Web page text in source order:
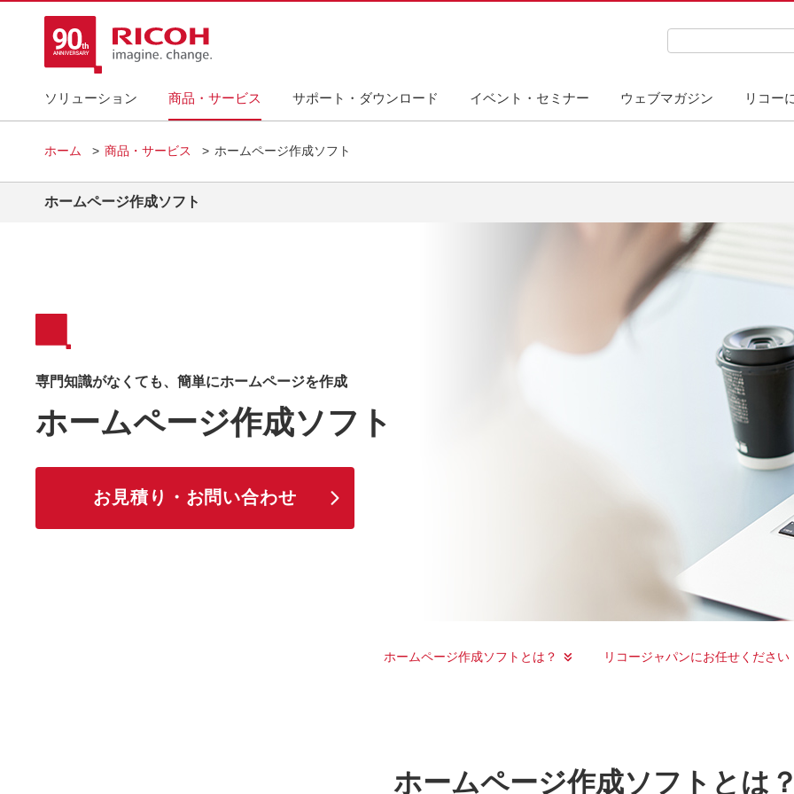
ソリューション 商品・サービス サポート・ダウンロード イベント・セミナー ウェブマガジン リコー
検索キーワード入力
ホーム 商品・サービス ホームページ作成ソフト
ホームページ作成ソフト
専門知識がなくても、簡単にホームページを作成
ホームページ作成ソフト
お見積り・お問い合わせ
ホームページ作成ソフトとは？ リコージャパンにお任せください
ホームページ作成ソフトとは